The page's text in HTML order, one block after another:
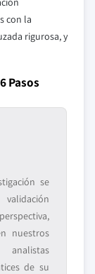
con la
rigurosa, y
Pasos
se
nuestros
de su